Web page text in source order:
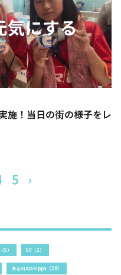
施！当日の街の様子をレ
5
›
5） EV（2）
ある日のakippa（28）